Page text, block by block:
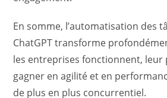
En somme, l’automatisation des
ChatGPT transforme
les entreprises fonctionnent,
gagner en agilité et en
de plus en plus concurrentiel.